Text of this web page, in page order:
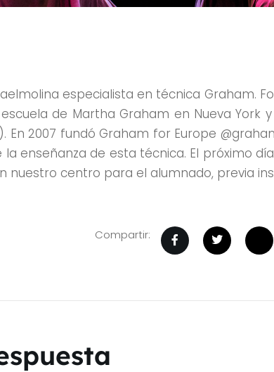
especialista en técnica Graham.
de Martha Graham en Nueva York
En 2007 fundó Graham for Europe
la enseñanza de esta técnica. El próximo
nuestro centro para el alumnado, previa
Compartir: